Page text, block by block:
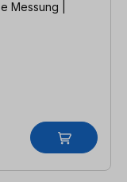
Messung |